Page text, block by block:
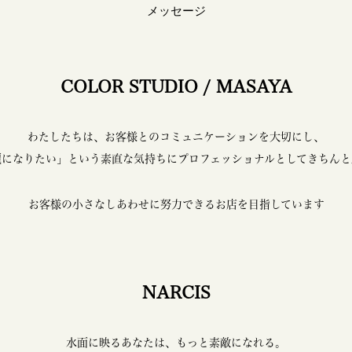
メッセージ
COLOR STUDIO / MASAYA
わたしたちは、 お客様とのコミュニケーションを大切にし、
なりたい」という素直な気持ちに プロフェッショナルとしてきちん
お客様の小さなしあわせに努力できる お店を目指しています
NARCIS
水面に映るあなたは、もっと素敵になれる。